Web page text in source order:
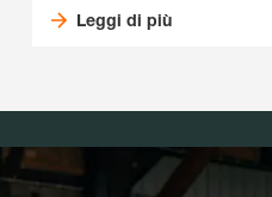
Leggi di più